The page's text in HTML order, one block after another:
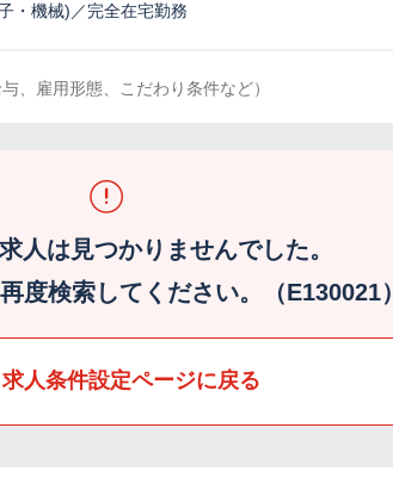
・機械)／完全在宅勤務
、雇用形態、こだわり条件など）
人は見つかりませんでした。
度検索してください。（E130021）
求人条件設定ページに戻る